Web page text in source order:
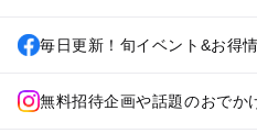
毎日更新！旬イベント&お得
無料招待企画や話題のおでか